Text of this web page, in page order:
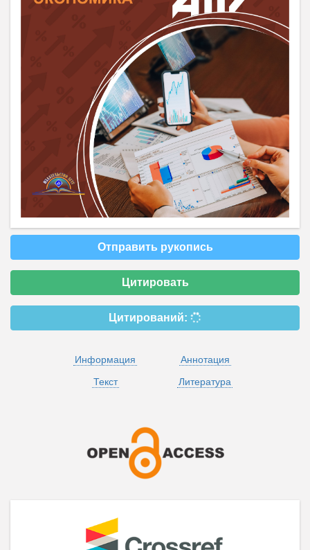
Отправить рукопись
Цитировать
Цитирований:
Информация
Аннотация
Текст
Литература